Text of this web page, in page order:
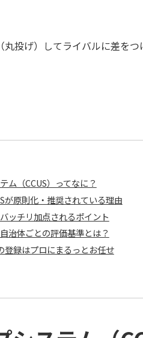
投げ）してライバルに差をつ
ム（CCUS）ってなに？
が原則化・推奨されている理由
ッチリ加点されるポイント
治体ごとの評価基準とは？
登録はプロにまるっとお任せ